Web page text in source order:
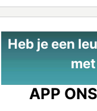
Heb je een
APP